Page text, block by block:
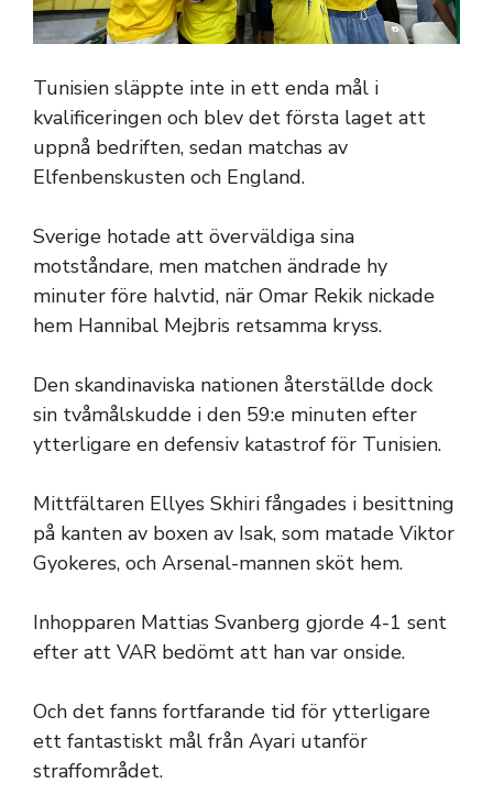
Tunisien släppte inte in ett enda mål i
kvalificeringen och blev det första laget att
uppnå bedriften, sedan matchas av
Elfenbenskusten och England.
Sverige hotade att överväldiga sina
motståndare, men matchen ändrade hy
minuter före halvtid, när Omar Rekik nickade
hem Hannibal Mejbris retsamma kryss.
Den skandinaviska nationen återställde dock
sin tvåmålskudde i den 59:e minuten efter
ytterligare en defensiv katastrof för Tunisien.
Mittfältaren Ellyes Skhiri fångades i besittning
på kanten av boxen av Isak, som matade Viktor
Gyokeres, och Arsenal-mannen sköt hem.
Inhopparen Mattias Svanberg gjorde 4-1 sent
efter att VAR bedömt att han var onside.
Och det fanns fortfarande tid för ytterligare
ett fantastiskt mål från Ayari utanför
straffområdet.